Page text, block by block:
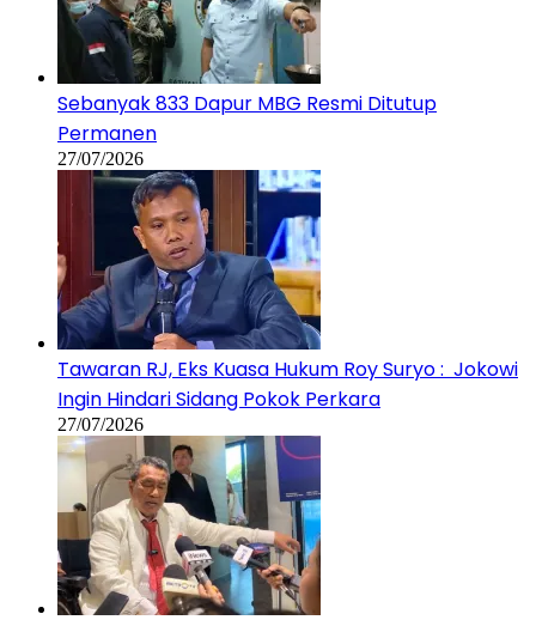
Sebanyak 833 Dapur MBG Resmi Ditutup
Permanen
27/07/2026
Tawaran RJ, Eks Kuasa Hukum Roy Suryo : Jokowi
Ingin Hindari Sidang Pokok Perkara
27/07/2026